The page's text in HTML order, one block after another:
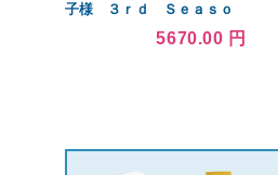
子様 ３ｒｄ Ｓｅａｓｏ
ｎ 青学ｖｓ立海（通常
版）（Ｂｌｕ−ｒａｙ Ｄｉ
5670.00 円